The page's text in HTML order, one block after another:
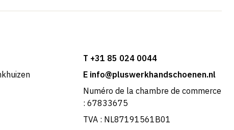
T +31 85 024 0044
E info@pluswerkhandschoenen.nl
Numéro de la chambre de commerce
: 67833675
TVA : NL87191561B01